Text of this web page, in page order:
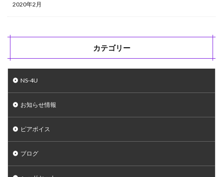
2020年2月
カテゴリー
NS-4U
お知らせ情報
ピアボイス
ブログ